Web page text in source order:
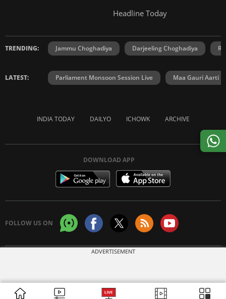
Headline Today
TRENDING: Jammu Choghadiya Darjeeling Choghadiya
LATEST: Parliament Monsoon Session Live Maa Gauri Aarti
INDIA TODAY DAILYO ICHOWK ARCHIVE
DOWNLOAD APP
FOLLOW US ON
ADVERTISEMENT